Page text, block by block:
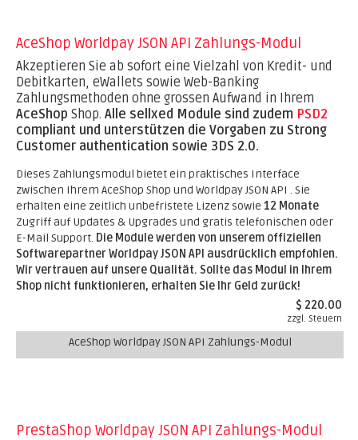
AceShop Worldpay JSON API Zahlungs-Modul
Akzeptieren Sie ab sofort eine Vielzahl von Kredit- und
Debitkarten, eWallets sowie Web-Banking
Zahlungsmethoden ohne grossen Aufwand in Ihrem
AceShop Shop. Alle sellxed Module sind zudem PSD2
compliant und unterstützen die Vorgaben zu Strong
Customer authentication sowie 3DS 2.0.
Dieses Zahlungsmodul bietet ein praktisches Interface
zwischen Ihrem AceShop Shop und Worldpay JSON API . Sie
erhalten eine zeitlich unbefristete Lizenz sowie 12 Monate
Zugriff auf Updates & Upgrades und gratis telefonischen oder
E-Mail Support. Die Module werden von unserem offiziellen
Softwarepartner Worldpay JSON API ausdrücklich empfohlen.
Wir vertrauen auf unsere Qualität. Sollte das Modul in Ihrem
Shop nicht funktionieren, erhalten Sie Ihr Geld zurück!
$ 220.00
zzgl. Steuern
AceShop Worldpay JSON API Zahlungs-Modul
PrestaShop Worldpay JSON API Zahlungs-Modul